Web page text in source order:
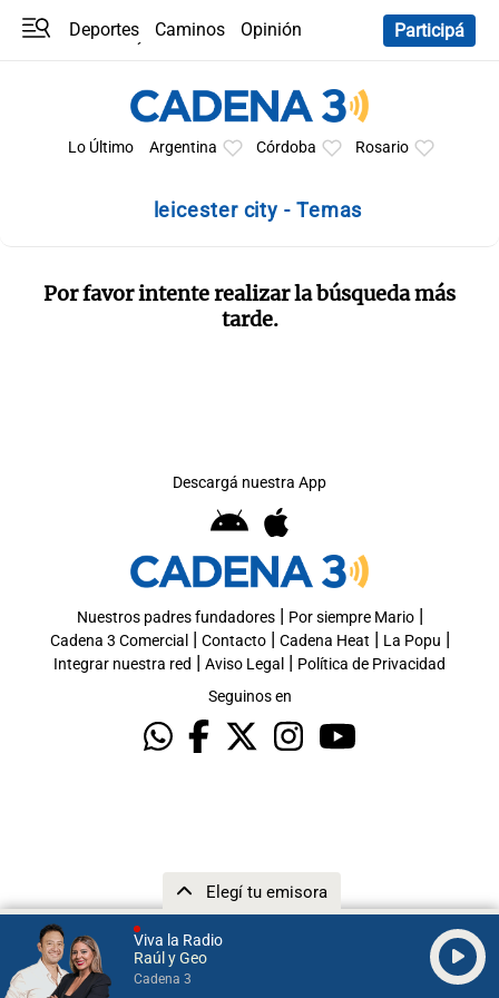
Viva la Radio
Raúl y Geo
Cadena 3
Elegí tu emisora
Deportes Caminos
Opinión
Participá
Lo Último Argentina Córdoba Rosario
leicester city - Temas
Por favor intente realizar la búsqueda más
tarde.
Descargá nuestra App
Nuestros padres fundadores| Por siempre Mario|
Cadena 3 Comercial | Contacto| Cadena Heat | La Popu |
Integrar nuestra red | Aviso Legal | Política de Privacidad
Seguinos en